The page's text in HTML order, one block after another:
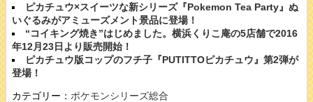
ピカチュウ×スイーツな新シリーズ『Pokemon Tea Party』ぬ
いぐるみがアミューズメント景品に登場！
“コイキング焼き”はじめました。横浜くりこ庵の5店舗で2016
年12月23日より販売開始！
ピカチュウ版コップのフチ子『PUTITTOピカチュウ』第2弾が
登場！
カテゴリー： ポケモンシリーズ総合